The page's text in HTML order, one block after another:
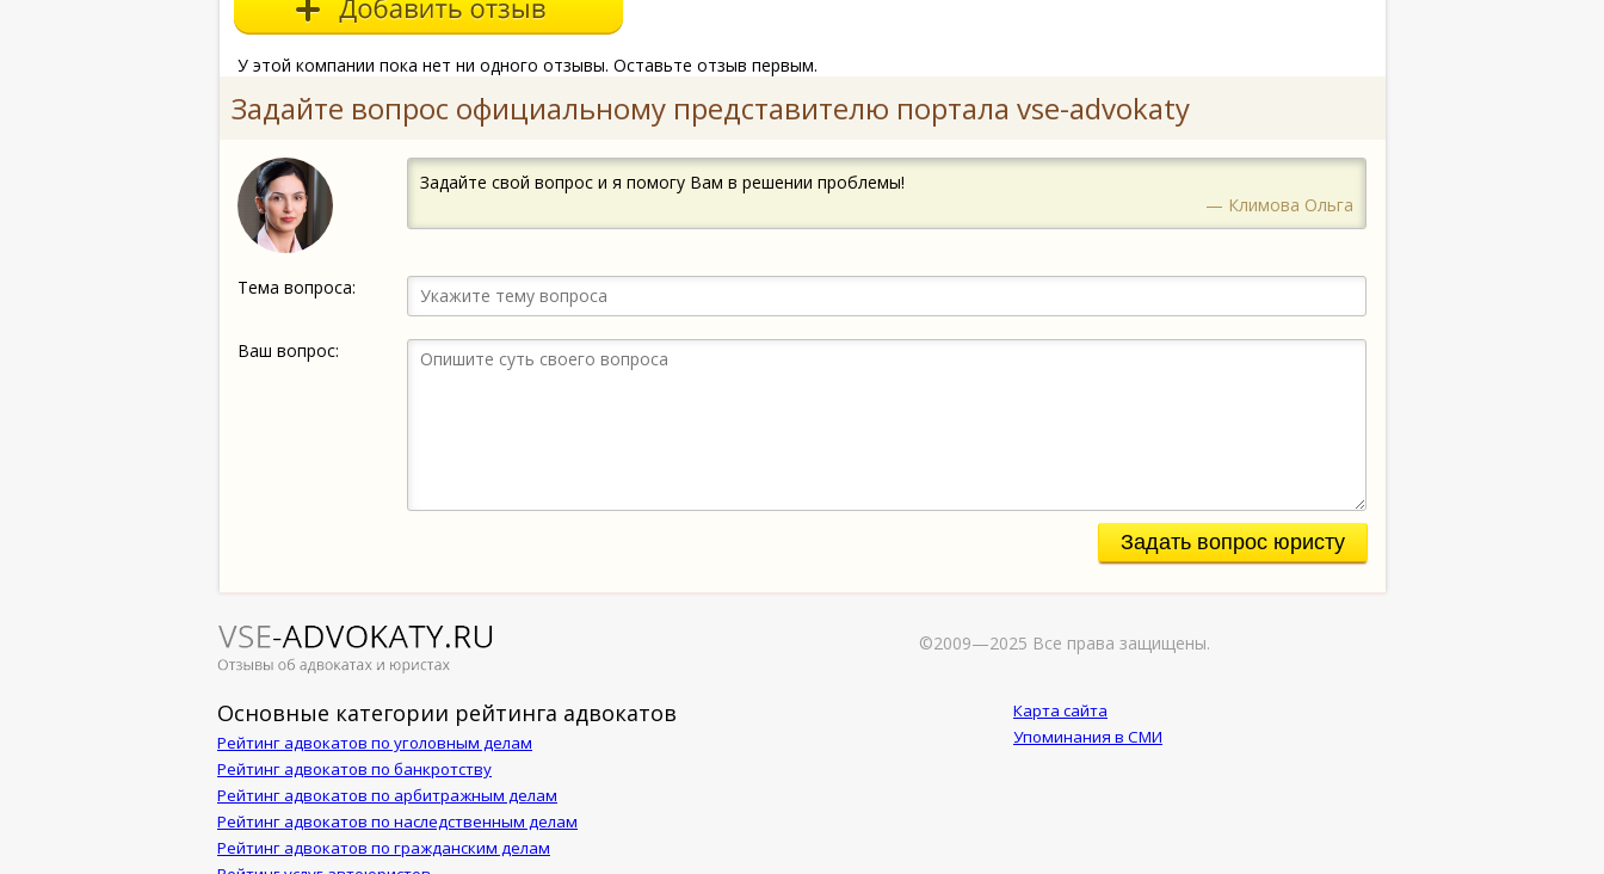
У этой компании пока нет ни одного отзывы. Оставьте отзыв первым.
Задайте вопрос официальному представителю портала vse-advokaty
Задайте свой вопрос и я помогу Вам в решении проблемы!
— Климова Ольга
Тема вопроса:
Ваш вопрос:
Задать вопрос юристу
©2009—2025 Все права защищены.
Основные категории рейтинга адвокатов
Рейтинг адвокатов по уголовным делам
Рейтинг адвокатов по банкротству
Рейтинг адвокатов по арбитражным делам
Рейтинг адвокатов по наследственным делам
Рейтинг адвокатов по гражданским делам
Карта сайта
Упоминания в СМИ